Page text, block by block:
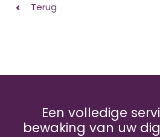
Terug
Een volledige
bewaking van uw